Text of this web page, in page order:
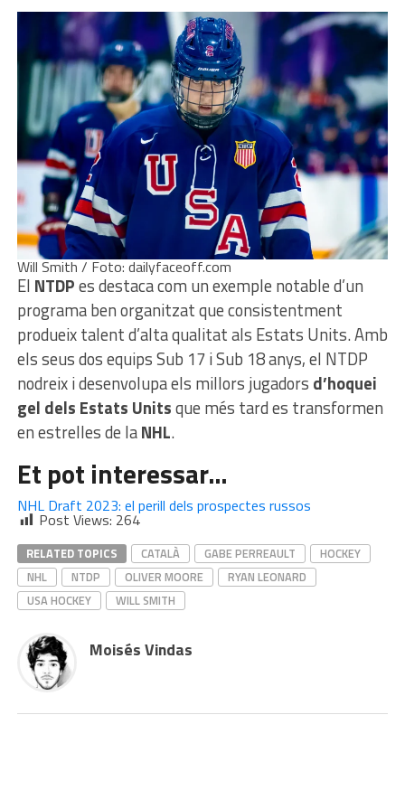
Will Smith / Foto: dailyfaceoff.com
El NTDPes destaca com un exemple notable d’un
programa ben organitzat que consistentment
produeix talent d’alta qualitat als Estats Units. Amb
els seus dos equips Sub 17 i Sub 18 anys, el NTDP
nodreix i desenvolupa els millors jugadors d’hoquei
gel dels Estats Unitsque més tard es transformen
en estrelles de laNHL.
Et pot interessar…
NHL Draft 2023: el perill dels prospectes russos
Post Views: 264
RELATED TOPICS CATALÀ GABE PERREAULT
HOCKEY
NHL
NTDP OLIVER MOORE
RYAN LEONARD
USA HOCKEY
WILL SMITH
Moisés Vindas